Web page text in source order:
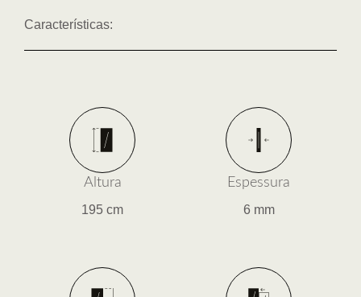
Características:
Altura
195 cm
Espessura
6 mm